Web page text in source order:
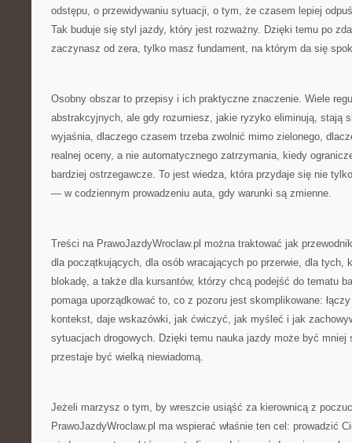
odstępu, o przewidywaniu sytuacji, o tym, że czasem lepiej
Tak buduje się styl jazdy, który jest rozważny. Dzięki temu po
zaczynasz od zera, tylko masz fundament, na którym da się
Osobny obszar to przepisy i ich praktyczne znaczenie. Wiele
abstrakcyjnych, ale gdy rozumiesz, jakie ryzyko eliminują, stają
wyjaśnia, dlaczego czasem trzeba zwolnić mimo zielonego,
realnej oceny, a nie automatycznego zatrzymania, kiedy
bardziej ostrzegawcze. To jest wiedza, która przydaje się nie
— w codziennym prowadzeniu auta, gdy warunki są zmienne.
Treści na PrawoJazdyWroclaw.pl można traktować jak
dla początkujących, dla osób wracających po przerwie, dla tych,
blokadę, a także dla kursantów, którzy chcą podejść do tematu
pomaga uporządkować to, co z pozoru jest skomplikowane:
kontekst, daje wskazówki, jak ćwiczyć, jak myśleć i jak
sytuacjach drogowych. Dzięki temu nauka jazdy może być mniej
przestaje być wielką niewiadomą.
Jeżeli marzysz o tym, by wreszcie usiąść za kierownicą z
PrawoJazdyWroclaw.pl ma wspierać właśnie ten cel: prowadzić